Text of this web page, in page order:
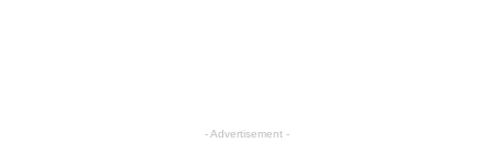
- Advertisement -